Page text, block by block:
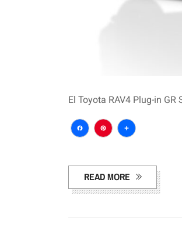
El Toyota RAV4 Plug-in
Facebook
Pinterest
READ MORE